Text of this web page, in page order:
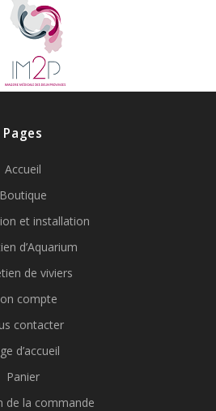
Pages
Accueil
Boutique
et installation
d’Aquarium
de viviers
compte
contacter
d’accueil
Panier
de la commande